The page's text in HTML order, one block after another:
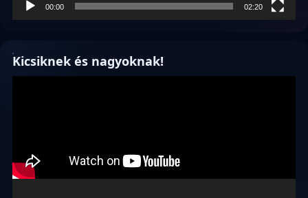
00:00 02:20
Kicsiknek és nagyoknak!